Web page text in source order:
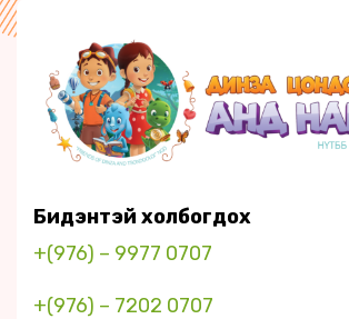
Бидэнтэй холбогдох
+(976) – 9977 0707
+(976) – 7202 0707